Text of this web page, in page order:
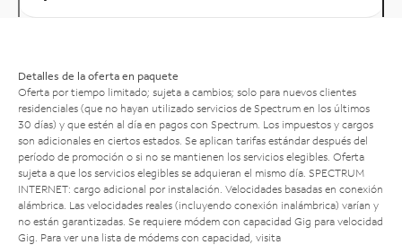
Detalles de la oferta en paquete
Oferta por tiempo limitado; sujeta a cambios; solo para nuevos clientes
residenciales (que no hayan utilizado servicios de Spectrum en los últimos
30 días) y que estén al día en pagos con Spectrum. Los impuestos y cargos
son adicionales en ciertos estados. Se aplican tarifas estándar después del
período de promoción o si no se mantienen los servicios elegibles. Oferta
sujeta a que los servicios elegibles se adquieran el mismo día. SPECTRUM
INTERNET: cargo adicional por instalación. Velocidades basadas en conexión
alámbrica. Las velocidades reales (incluyendo conexión inalámbrica) varían y
no están garantizadas. Se requiere módem con capacidad Gig para velocidad
Gig. Para ver una lista de módems con capacidad, visita